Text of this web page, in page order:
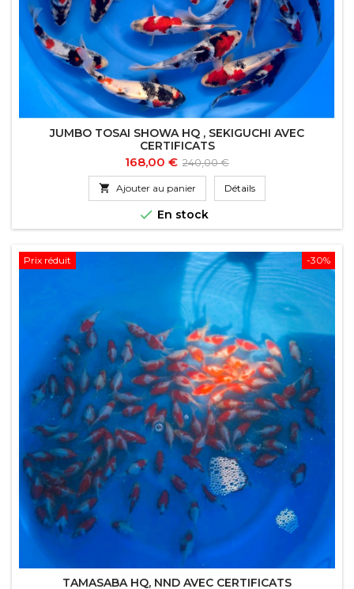
JUMBO TOSAI SHOWA HQ , SEKIGUCHI AVEC
CERTIFICATS
Prix
168,00 € Prix
de
base
240,00 €
 Ajouter au panier Détails
 En stock
-30%
Prix réduit
TAMASABA HQ, NND AVEC CERTIFICATS